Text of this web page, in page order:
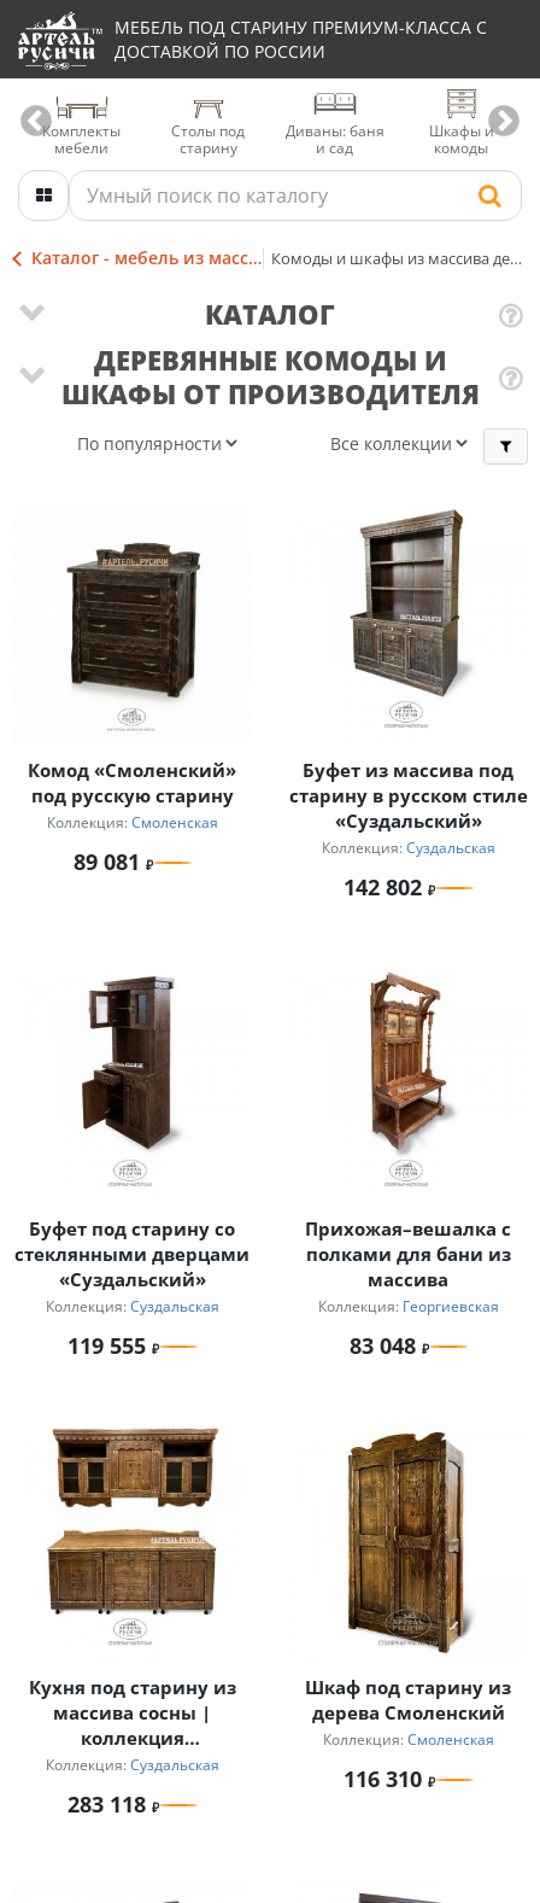
МЕБЕЛЬ ПОД СТАРИНУ ПРЕМИУМ-КЛАССА С
ДОСТАВКОЙ ПО РОССИИ
Комплекты
мебели
Столы под
старину
Диваны: баня
и сад
Шкафы и
комоды
Каталог - мебель из массива Комоды и шкафы из массива дерева
ДЕРЕВЯННЫЕ КОМОДЫ И
ШКАФЫ ОТ ПРОИЗВОДИТЕЛЯ
Комод «Смоленский»
под русскую старину
Коллекция: Смоленская
89 081
Буфет из массива под
старину в русском стиле
«Суздальский»
Коллекция: Суздальская
142 802
Буфет под старину со
стеклянными дверцами
«Суздальский»
Коллекция: Суздальская
119 555
Прихожая–вешалка с
полками для бани из
массива
Коллекция: Георгиевская
83 048
Кухня под старину из
массива сосны |
коллекция
«Суздальская»
Коллекция: Суздальская
283 118
Шкаф под старину из
дерева Смоленский
Коллекция: Смоленская
116 310
КАТАЛОГ